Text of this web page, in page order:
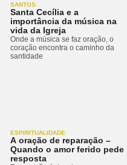
SANTOS
Santa Cecília e a
importância da música na
vida da Igreja
Onde a música se faz oração, o
coração encontra o caminho da
santidade
ESPIRITUALIDADE
A oração de reparação –
Quando o amor ferido pede
resposta